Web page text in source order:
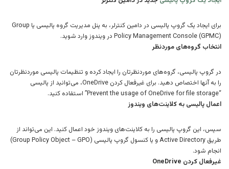
برای ایجاد یک گروپ پالیسی در دامین کنترلر، به پنل مدیریت گروه پالیسی یا Group
Policy Management Console (GPMC) در ویندوز وارد شوید.
انتخاب گروه‌های موردنظر
در گروپ پالیسی، گروه‌های موردنظرتان را ایجاد کرده و تنظیمات پالیسی موردنظرتان
را به آنها اختصاص دهید. برای غیرفعال کردن OneDrive، می‌توانید از پالیسی
“Prevent the usage of OneDrive for file storage” استفاده کنید.
اعمال پالیسی به کلاینت‌های ویندوز
سپس، این گروپ پالیسی را به کلاینت‌های ویندوز خود اعمال کنید. این می‌تواند از
طریق Active Directory و یا کنسول گروپ پالیسی (Group Policy Object – GPO)
انجام شود.
غیرفعال کردن OneDrive